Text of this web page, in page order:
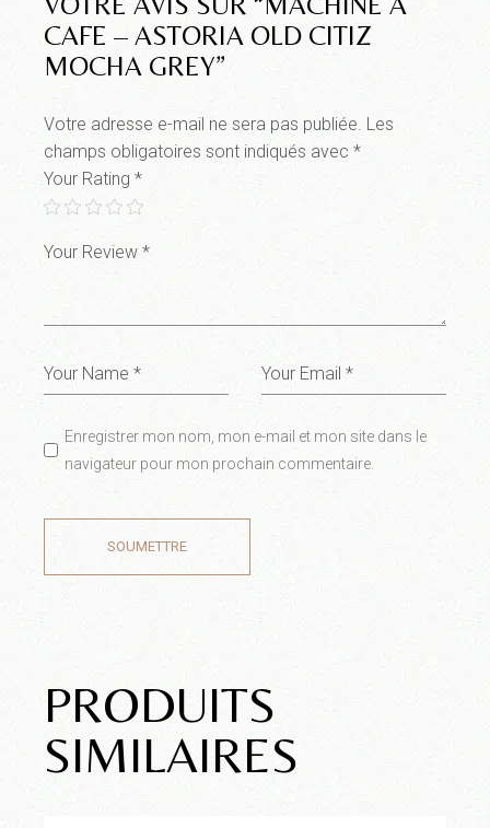
CAFE – ASTORIA OLD CITIZ
MOCHA GREY”
Votre adresse e-mail ne sera pas publiée. Les
champs obligatoires sont indiqués avec*
Your Rating*
Enregistrer mon nom, mon e-mail et mon site dans le
navigateur pour mon prochain commentaire.
SOUMETTRE
PRODUITS
SIMILAIRES